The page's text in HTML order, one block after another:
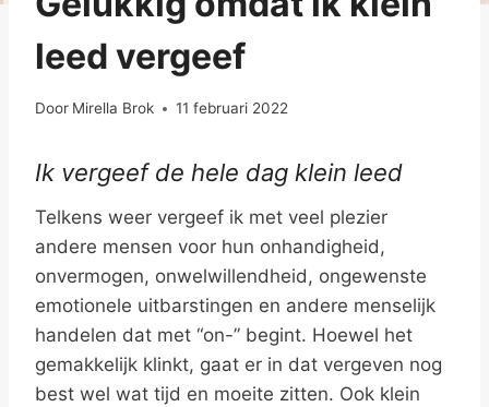
leed vergeef
Door Mirella Brok 11 februari 2022
Ik vergeef de hele dag klein leed
Telkens weer vergeef ik met veel plezier
andere mensen voor hun onhandigheid,
onvermogen, onwelwillendheid, ongewenste
emotionele uitbarstingen en andere menselijk
handelen dat met “on-” begint. Hoewel het
gemakkelijk klinkt, gaat er in dat vergeven nog
best wel wat tijd en moeite zitten. Ook klein